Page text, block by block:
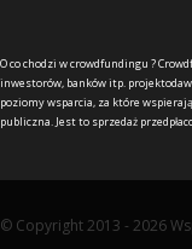
O co chodzi w crowdfundingu ?
inwestorów, banków itp.
poziomy wsparcia, za które
publiczna. Jest to sprzedaż
© Copyright 2013 - 2026